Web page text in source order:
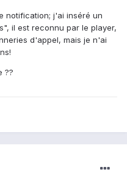
notification; j'ai inséré un
il est reconnu par le player,
d'appel, mais je n'ai
??